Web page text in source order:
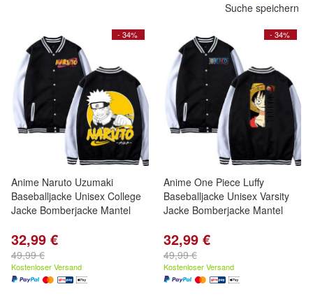
Suche speichern
- 34%
Anime Naruto Uzumaki
Baseballjacke Unisex College
Jacke Bomberjacke Mantel
32,99 €
49,99 €
Kostenloser Versand
- 34%
Anime One Piece Luffy
Baseballjacke Unisex Varsity
Jacke Bomberjacke Mantel
32,99 €
49,99 €
Kostenloser Versand